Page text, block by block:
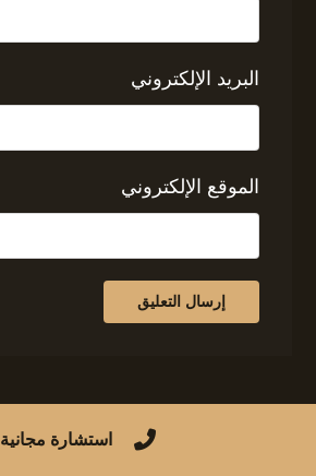
البريد الإلكتروني
الموقع الإلكتروني
استشارة مجانية